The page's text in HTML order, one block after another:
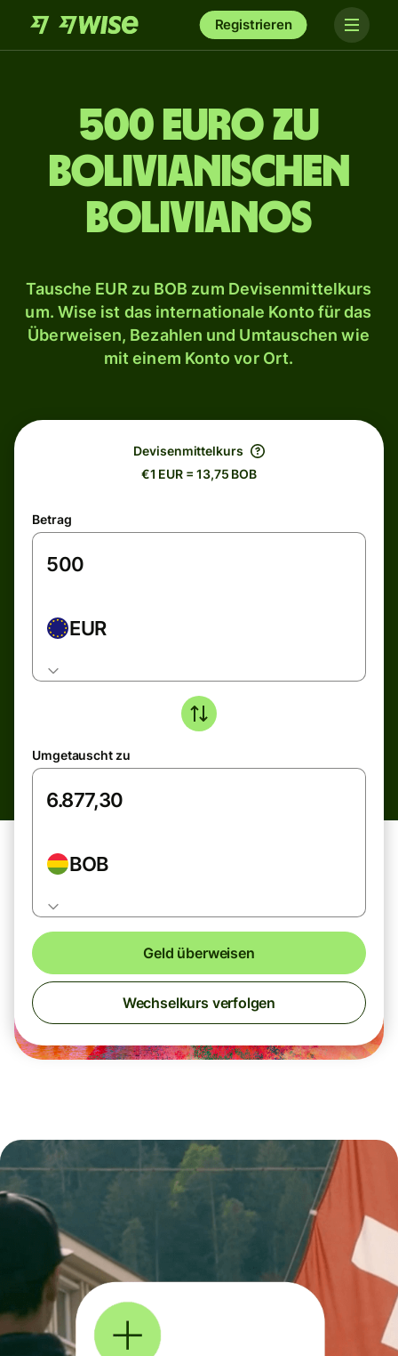
Registrieren
500 Euro zu
bolivianischen
Bolivianos
Tausche EUR zu BOB zum Devisenmittelkurs
um. Wise ist das internationale Konto für das
Überweisen, Bezahlen und Umtauschen wie
mit einem Konto vor Ort.
Devisenmittelkurs
€1 EUR = 13,75 BOB
Betrag
EUR
Umgetauscht zu
BOB
Geld überweisen
Wechselkurs verfolgen